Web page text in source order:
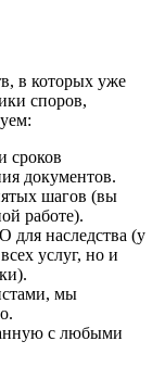
в которых уже
споров,
сроков
документов.
шагов (вы
работе).
наследства (у
услуг, но и
мы
с любыми